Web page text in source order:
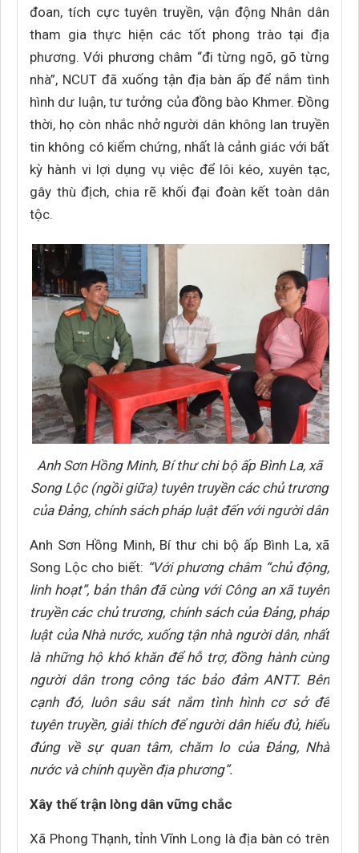
đoan, tích cực tuyên truyền, vận động Nhân dân
tham gia thực hiện các tốt phong trào tại địa
phương. Với phương châm “đi từng ngõ, gõ từng
nhà”, NCUT đã xuống tận địa bàn ấp để nắm tình
hình dư luận, tư tưởng của đồng bào Khmer. Đồng
thời, họ còn nhắc nhở người dân không lan truyền
tin không có kiểm chứng, nhất là cảnh giác với bất
kỳ hành vi lợi dụng vụ việc để lôi kéo, xuyên tạc,
gây thù địch, chia rẽ khối đại đoàn kết toàn dân
tộc.
Anh Sơn Hồng Minh, Bí thư chi bộ ấp Bình La, xã
Song Lộc (ngồi giữa) tuyên truyền các chủ trương
của Đảng, chính sách pháp luật đến với người dân
Anh Sơn Hồng Minh, Bí thư chi bộ ấp Bình La, xã
Song Lộc cho biết: “Với phương châm “chủ động,
linh hoạt”, bản thân đã cùng với Công an xã tuyên
truyền các chủ trương, chính sách của Đảng, pháp
luật của Nhà nước, xuống tận nhà người dân, nhất
là những hộ khó khăn để hỗ trợ, đồng hành cùng
người dân trong công tác bảo đảm ANTT. Bên
cạnh đó, luôn sâu sát nắm tình hình cơ sở để
tuyên truyền, giải thích để người dân hiểu đủ, hiểu
đúng về sự quan tâm, chăm lo của Đảng, Nhà
nước và chính quyền địa phương”.
Xây thế trận lòng dân vững chắc
Xã Phong Thạnh, tỉnh Vĩnh Long là địa bàn có trên